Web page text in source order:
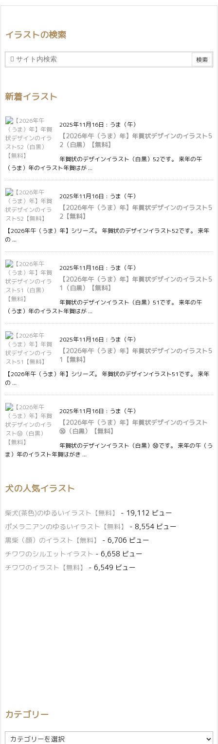
イラストの検索
新着イラスト
2025年11月16日 : うま（午）
【2026年午（うま）年】年賀状デザインのイラスト5
2（白黒）【無料】
年賀状のデザインイラスト（白黒）52です。 来年の午
（うま）年のイラスト年賀はが ...
2025年11月16日 : うま（午）
【2026年午（うま）年】年賀状デザインのイラスト5
2【無料】
【2026年午（うま）年】シリーズ。 年賀状のデザインイラスト52です。 来年
の ...
2025年11月16日 : うま（午）
【2026年午（うま）年】年賀状デザインのイラスト5
1（白黒）【無料】
年賀状のデザインイラスト（白黒）51です。 来年の午
（うま）年のイラスト年賀はが ...
2025年11月16日 : うま（午）
【2026年午（うま）年】年賀状デザインのイラスト5
1【無料】
【2026年午（うま）年】シリーズ。 年賀状のデザインイラスト51です。 来年
の ...
2025年11月16日 : うま（午）
【2026年午（うま）年】年賀状デザインのイラスト
㊿（白黒）【無料】
年賀状のデザインイラスト（白黒）㊿です。 来年の午（う
ま）年のイラスト年賀はがき ...
犬の人気イラスト
柴犬(茶色)のゆるいイラスト【無料】
- 19,112 ビュー
ポメラニアンのゆるいイラスト【無料】
- 8,554 ビュー
黒柴（顔）のイラスト【無料】
- 6,706 ビュー
チワワのシルエットイラスト - 6,658 ビュー
チワワのイラスト【無料】
- 6,549 ビュー
カテゴリー
カ